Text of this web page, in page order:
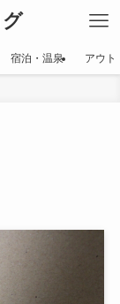
宿泊・温泉 アウト